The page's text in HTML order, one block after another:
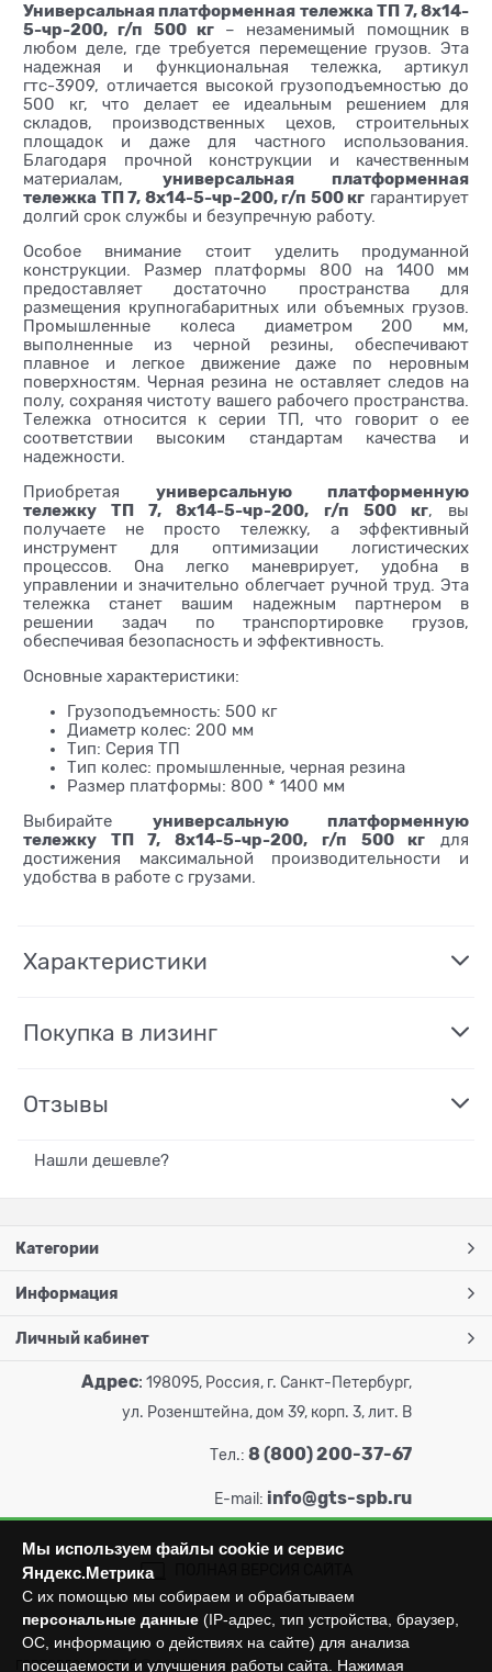
Универсальная платформенная тележка ТП 7, 8х14-
5-чр-200, г/п 500 кг– незаменимый помощник в
любом деле, где требуется перемещение грузов. Эта
надежная и функциональная тележка, артикул
гтс-3909, отличается высокой грузоподъемностью до
500 кг, что делает ее идеальным решением для
складов, производственных цехов, строительных
площадок и даже для частного использования.
Благодаря прочной конструкции и качественным
материалам, универсальная платформенная
тележка ТП 7, 8х14-5-чр-200, г/п 500 кг гарантирует
долгий срок службы и безупречную работу.
Особое внимание стоит уделить продуманной
конструкции. Размер платформы 800 на 1400 мм
предоставляет достаточно пространства для
размещения крупногабаритных или объемных грузов.
Промышленные колеса диаметром 200 мм,
выполненные из черной резины, обеспечивают
плавное и легкое движение даже по неровным
поверхностям. Черная резина не оставляет следов на
полу, сохраняя чистоту вашего рабочего пространства.
Тележка относится к серии ТП, что говорит о ее
соответствии высоким стандартам качества и
надежности.
Приобретая универсальную платформенную
тележку ТП 7, 8х14-5-чр-200, г/п 500 кг, вы
получаете не просто тележку, а эффективный
инструмент для оптимизации логистических
процессов. Она легко маневрирует, удобна в
управлении и значительно облегчает ручной труд. Эта
тележка станет вашим надежным партнером в
решении задач по транспортировке грузов,
обеспечивая безопасность и эффективность.
Основные характеристики:
Грузоподъемность: 500 кг
Диаметр колес: 200 мм
Тип: Серия ТП
Тип колес: промышленные, черная резина
Размер платформы: 800 * 1400 мм
Выбирайте универсальную платформенную
тележку ТП 7, 8х14-5-чр-200, г/п 500 кг для
достижения максимальной производительности и
удобства в работе с грузами.
Характеристики
Покупка в лизинг
Отзывы
Нашли дешевле?
Категории
Информация
Личный кабинет
Адрес: 198095, Россия, г. Санкт-Петербург,
ул. Розенштейна, дом 39, корп. 3, лит. В
Тел.: 8 (800) 200-37-67
E-mail: info@gts-spb.ru
ГОРТОРГСНАБ СПб © 2026Все права защищены.
Мы используем файлы cookie и сервис
Яндекс.Метрика
С их помощью мы собираем и обрабатываем
персональные данные (IP-адрес, тип устройства, браузер,
ОС, информацию о действиях на сайте) для анализа
посещаемости и улучшения работы сайта. Нажимая